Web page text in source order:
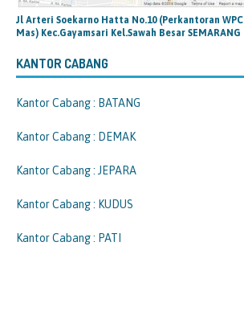
Jl Arteri Soekarno Hatta No.10 (Perkantoran WPC
Mas) Kec.Gayamsari Kel.Sawah Besar SEMARANG
KANTOR CABANG
Kantor Cabang : BATANG
Kantor Cabang : DEMAK
Kantor Cabang : JEPARA
Kantor Cabang : KUDUS
Kantor Cabang : PATI